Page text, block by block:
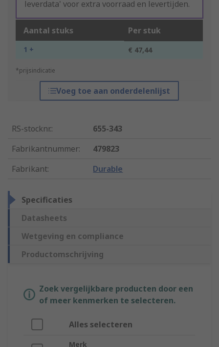
leverdata' voor extra voorraad en levertijden.
Aantal stuks Per stuk
1 + € 47,44
*prijsindicatie
Voeg toe aan onderdelenlijst
RS-stocknr.:
655-343
Fabrikantnummer:
479823
Fabrikant: Durable
Specificaties
Datasheets
Wetgeving en compliance
Productomschrijving
Zoek vergelijkbare producten door een
of meer kenmerken te selecteren.
Alles selecteren
Merk